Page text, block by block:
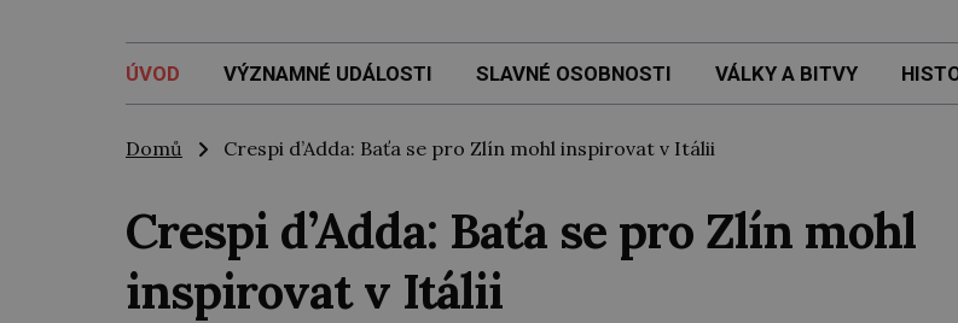
ÚVOD VÝZNAMNÉ UDÁLOSTI SLAVNÉ OSOBNOSTI VÁLKY A BITVY
Domů Crespi d’Adda: Baťa se pro Zlín mohl inspirovat v Itálii
Crespi d’Adda: Baťa se pro Zlín mohl
inspirovat v Itálii